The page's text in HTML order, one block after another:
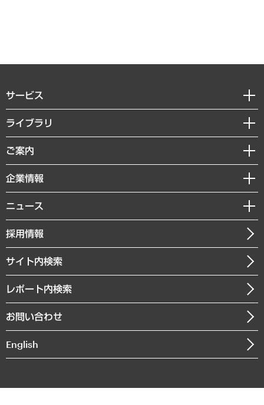
サービス
経営戦略
組織・人事戦略
デジタルイノベーション
共生・ダイバーシティ
GRC（ガバナンス・リスク・コンプライアンス）・防災（政策）
経済・産業・雇用・労働
まちづくり・観光・交通・スポーツ・スマートシティ
自然資源・農林水産業・食料システム
ライブラリ
経済調査
レポート
コラム
経営用語集
受託・受注実績（官公庁関連）
メディア掲載・出演
ご案内
セミナー・イベント情報
MUFGビジネスセミナー
受託案件情報
企業情報
私たちの想い
社長メッセージ
会社概要
沿革
組織図・本部部室紹介
インドネシア現地法人
個人情報保護方針
ニュース
ニュースリリース
お知らせ
採用情報
サイト内検索
レポート内検索
お問い合わせ
English